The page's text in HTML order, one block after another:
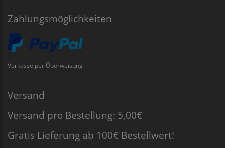
Zahlungsmöglichkeiten
Vorkasse per Überweisung
Versand
Versand pro Bestellung: 5,00€
Gratis Lieferung ab 100€ Bestellwert!